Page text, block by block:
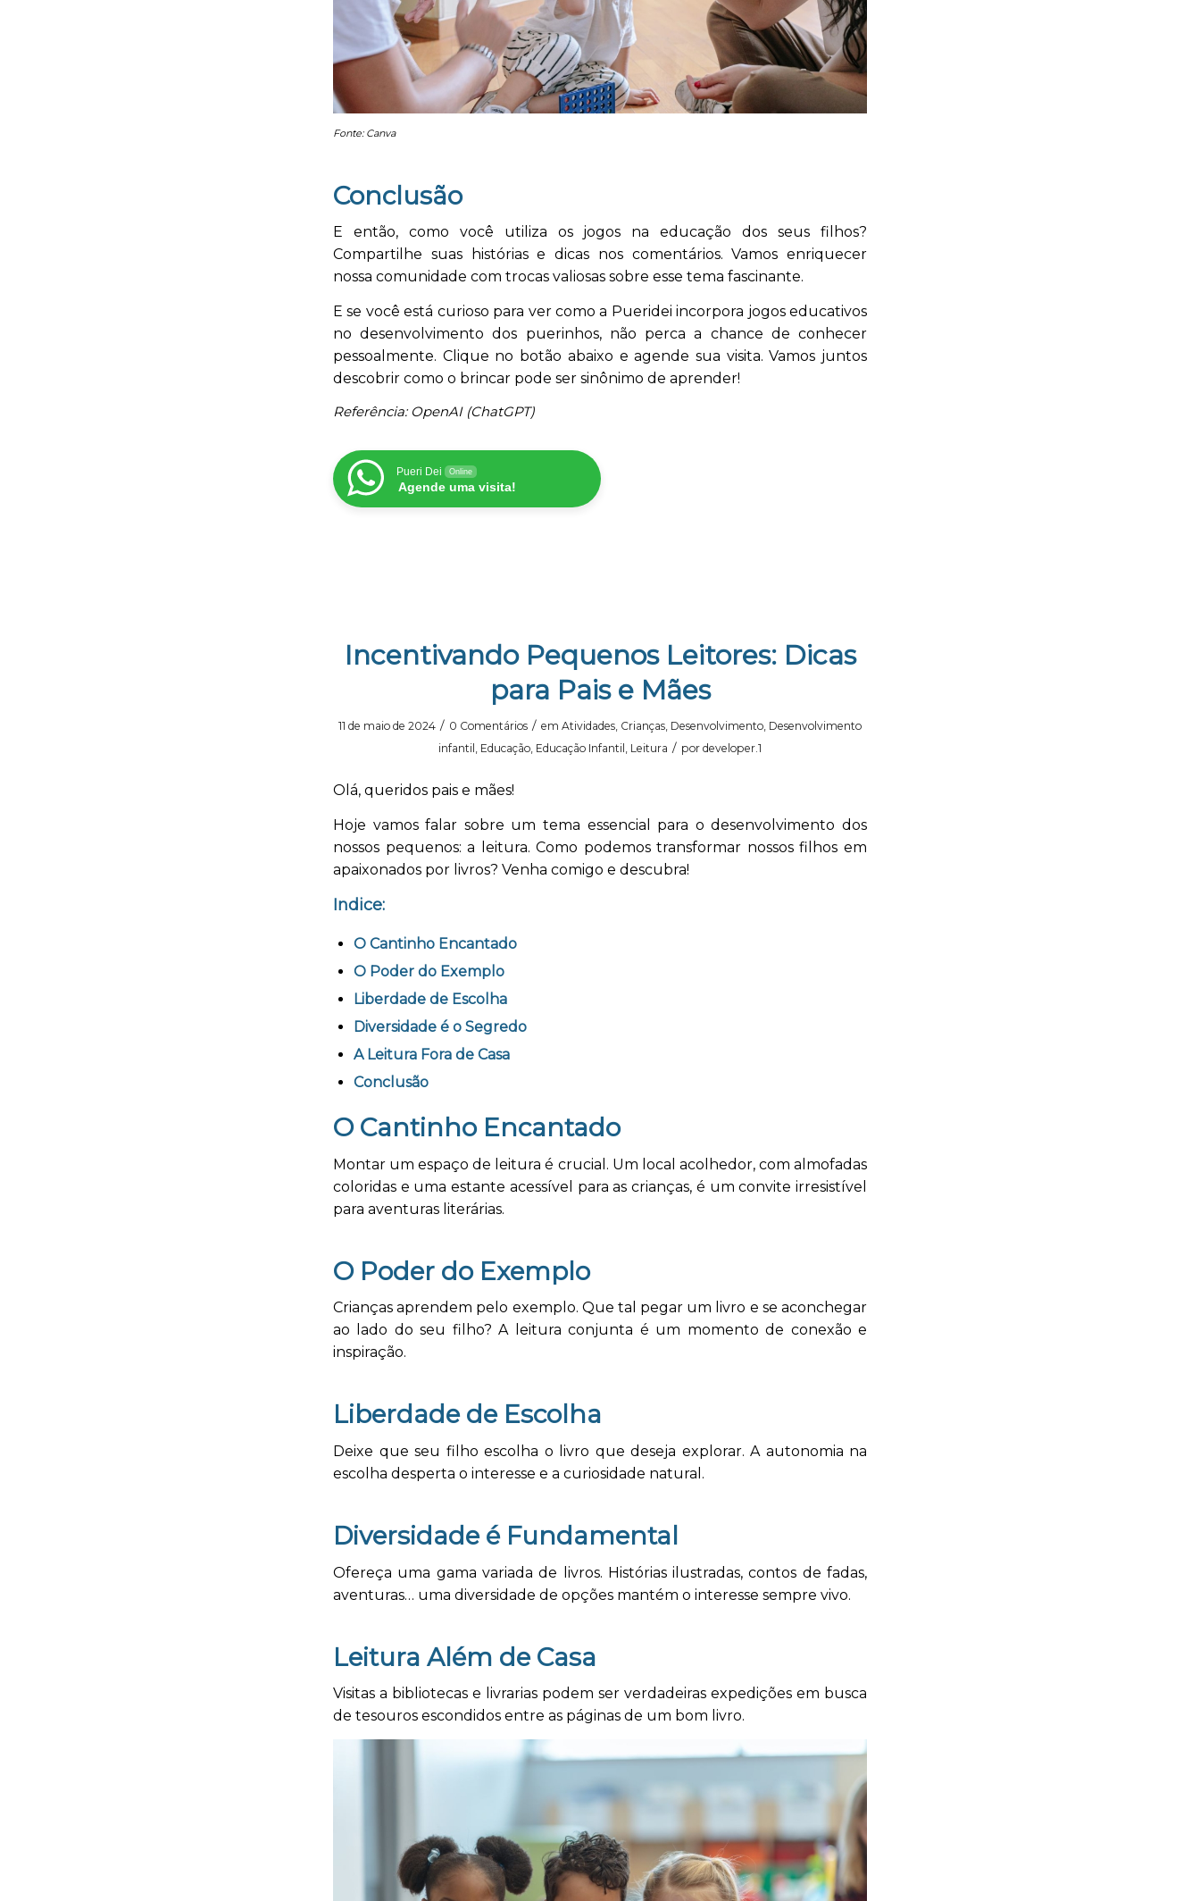
Fonte: Canva
Conclusão
E então, como você utiliza os jogos na educação dos seus filhos?
Compartilhe suas histórias e dicas nos comentários. Vamos enriquecer
nossa comunidade com trocas valiosas sobre esse tema fascinante.
E se você está curioso para ver como a Pueridei incorpora jogos educativos
no desenvolvimento dos puerinhos, não perca a chance de conhecer
pessoalmente. Clique no botão abaixo e agende sua visita. Vamos juntos
descobrir como o brincar pode ser sinônimo de aprender!
Referência: OpenAI (ChatGPT)
Pueri Dei Online
Agende uma visita!
Incentivando Pequenos Leitores: Dicas
para Pais e Mães
11 de maio de 2024 / 0 Comentários / em Atividades, Crianças, Desenvolvimento, Desenvolvimento
infantil , Educação, Educação Infantil , Leitura / por developer.1
Olá, queridos pais e mães!
Hoje vamos falar sobre um tema essencial para o desenvolvimento dos
nossos pequenos: a leitura. Como podemos transformar nossos filhos em
apaixonados por livros? Venha comigo e descubra!
Indice:
O Cantinho Encantado
O Poder do Exemplo
Liberdade de Escolha
Diversidade é o Segredo
A Leitura Fora de Casa
Conclusão
O Cantinho Encantado
Montar um espaço de leitura é crucial. Um local acolhedor, com almofadas
coloridas e uma estante acessível para as crianças, é um convite irresistível
para aventuras literárias.
O Poder do Exemplo
Crianças aprendem pelo exemplo. Que tal pegar um livro e se aconchegar
ao lado do seu filho? A leitura conjunta é um momento de conexão e
inspiração.
Liberdade de Escolha
Deixe que seu filho escolha o livro que deseja explorar. A autonomia na
escolha desperta o interesse e a curiosidade natural.
Diversidade é Fundamental
Ofereça uma gama variada de livros. Histórias ilustradas, contos de fadas,
aventuras… uma diversidade de opções mantém o interesse sempre vivo.
Leitura Além de Casa
Visitas a bibliotecas e livrarias podem ser verdadeiras expedições em busca
de tesouros escondidos entre as páginas de um bom livro.